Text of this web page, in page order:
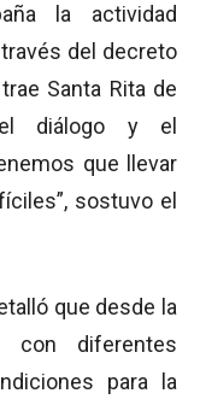
la actividad
del decreto
Santa Rita de
diálogo y el
que llevar
sostuvo el
que desde la
con diferentes
para la